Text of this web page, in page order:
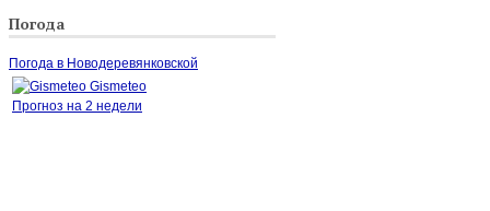
Погода
Погода в Новодеревянковской
Gismeteo
Прогноз на 2 недели